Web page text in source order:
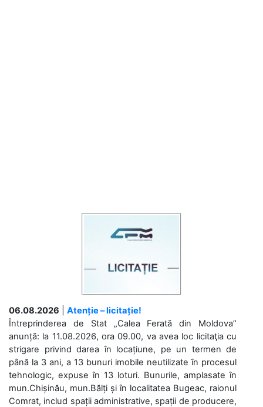
06.08.2026
Atenție – licitație!
Întreprinderea de Stat „Calea Ferată din Moldova”
anunță: la 11.08.2026, ora 09.00, va avea loc licitaţia cu
strigare privind darea în locațiune, pe un termen de
până la 3 ani, a 13 bunuri imobile neutilizate în procesul
tehnologic, expuse în 13 loturi. Bunurile, amplasate în
mun.Chișinău, mun.Bălți și în localitatea Bugeac, raionul
Comrat, includ spații administrative, spații de producere,